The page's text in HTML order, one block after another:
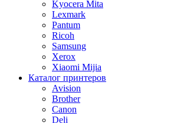
Kyocera Mita
Lexmark
Pantum
Ricoh
Samsung
Xerox
Xiaomi Mijia
Каталог принтеров
Avision
Brother
Canon
Deli